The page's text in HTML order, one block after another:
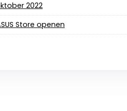
2022
Store openen